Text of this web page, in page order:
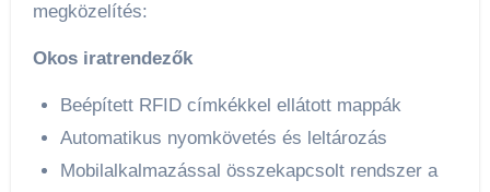
megközelítés:
Okos iratrendezők
Beépített RFID címkékkel ellátott mappák
Automatikus nyomkövetés és leltározás
Mobilalkalmazással összekapcsolt rendszer a